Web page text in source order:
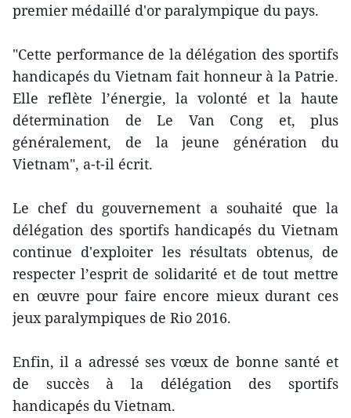
premier médaillé d'or paralympique du pays.
"Cette performance de la délégation des sportifs
handicapés du Vietnam fait honneur à la Patrie.
​Elle reflète l’énergie, la volonté et la haute
détermination de Le Van Cong ​et, plus
généralement, de la jeune génération du
Vietnam", a-t-il écrit.
Le chef du gouvernement a souhaité que la
délégation des sportifs handicapés du Vietnam
continue ​d'exploiter les résultats obtenus, de
respecter l’esprit de solidarité et de tout mettre
en œuvre pour faire encore mieux durant ces
jeux paralympiques de Rio 2016.
Enfin, il a adressé ses vœux de bonne santé et
de succès à la délégation des sportifs
handicapés du Vietnam.